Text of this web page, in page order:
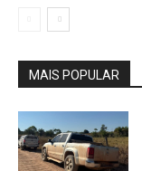
MAIS POPULAR